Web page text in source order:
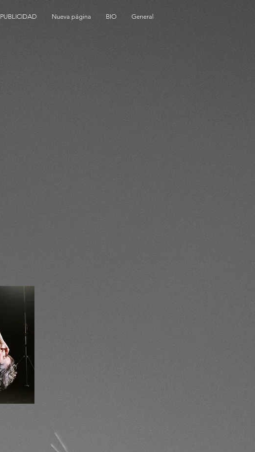
PUBLICIDAD Nueva página BIO General